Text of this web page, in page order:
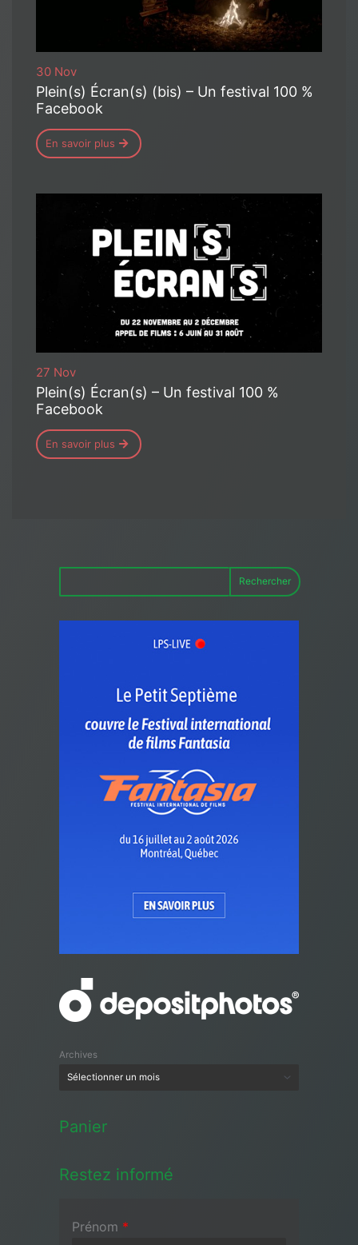
30 Nov
Plein(s) Écran(s) (bis) – Un festival 100 %
Facebook
En savoir plus
27 Nov
Plein(s) Écran(s) – Un festival 100 %
Facebook
En savoir plus
Rechercher
Archives
Panier
Restez informé
Prénom *